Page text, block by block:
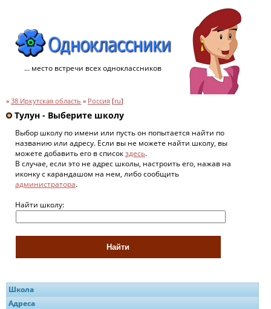
... место встречи всех одноклассников
» 38 Иркутская область » Россия [ru]
Тулун - Выберите школу
Выбор школу по имени или пусть он попытается найти по
названию или адресу. Если вы не можете найти школу, вы
можете добавить его в списокздесь.
В случае, если это не адрес школы, настроить его, нажав на
иконку с карандашом на нем, либо сообщить
администратора.
Найти школу:
Школа
Адреса